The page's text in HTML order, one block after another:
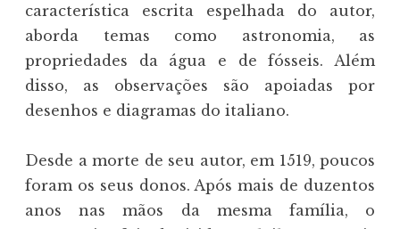
característica escrita espelhada do autor,
aborda temas como astronomia, as
propriedades da água e de fósseis. Além
disso, as observações são apoiadas por
desenhos e diagramas do italiano.
Desde a morte de seu autor, em 1519, poucos
foram os seus donos. Após mais de duzentos
anos nas mãos da mesma família, o